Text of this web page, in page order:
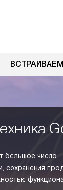
большое число
сохранения